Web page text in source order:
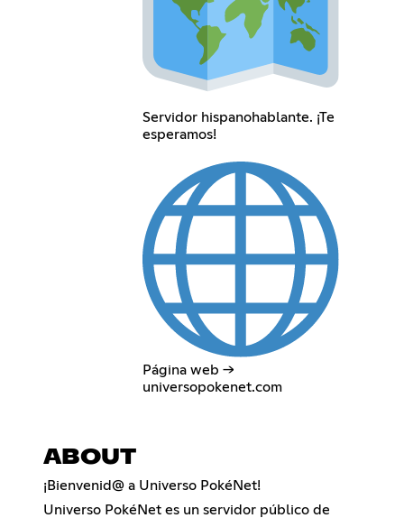
Servidor hispanohablante. ¡Te
esperamos!
Página web →
universopokenet.com
ABOUT
¡Bienvenid@ a Universo PokéNet!
Universo PokéNet es un servidor público de